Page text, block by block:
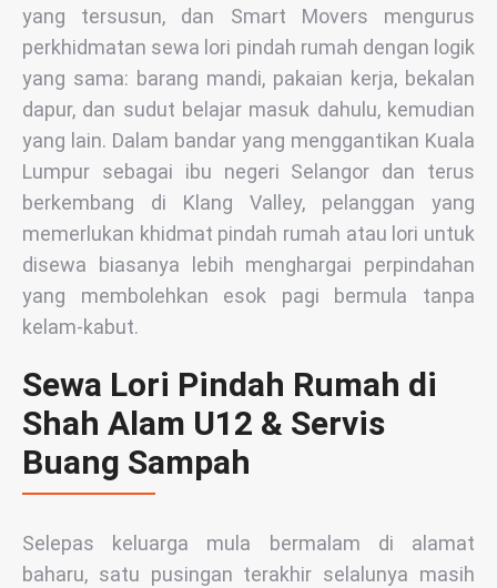
yang tersusun, dan Smart Movers mengurus
perkhidmatan sewa lori pindah rumah dengan logik
yang sama: barang mandi, pakaian kerja, bekalan
dapur, dan sudut belajar masuk dahulu, kemudian
yang lain. Dalam bandar yang menggantikan Kuala
Lumpur sebagai ibu negeri Selangor dan terus
berkembang di Klang Valley, pelanggan yang
memerlukan khidmat pindah rumah atau lori untuk
disewa biasanya lebih menghargai perpindahan
yang membolehkan esok pagi bermula tanpa
kelam-kabut.
Sewa Lori Pindah Rumah di
Shah Alam U12 & Servis
Buang Sampah
Selepas keluarga mula bermalam di alamat
baharu, satu pusingan terakhir selalunya masih